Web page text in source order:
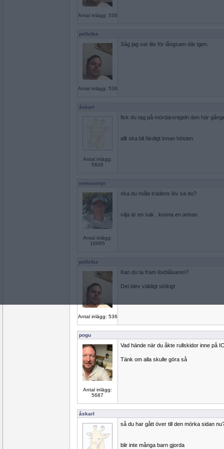
Antal inlägg: 536
pellefax
Antal inlägg: 536
Såg jag var lite för långsam där igen.
åskarl
Antal inlägg:
5826
fick du tag på mördarsnigeln den här
allt ska bli färdigt innan hösten
remvanrijn
Antal inlägg:
16685
ska du måla trädens löv sa du?
vilja är en sak , kunna en annan
pellefax
Antal inlägg: 536
Kan du ta fram lövblåsaren?
Det blev väldigt stökigt
pogu
Antal inlägg:
5687
Vad hände när du åkte rullskidor inne på
Tänk om alla skulle göra så
åskarl
så du har gått över till den mörka sidan
blir inte många barn gjorda